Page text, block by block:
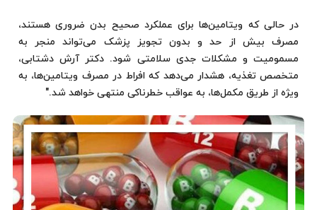
در حالی که ویتامین‌ها برای عملکرد صحیح بدن ضروری هستند،
مصرف بیش از حد و بدون تجویز پزشک می‌تواند منجر به
مسمومیت و مشکلات جدی سلامتی شود. دکتر آرش دشتابی،
متخصص تغذیه، هشدار می‌دهد که افراط در مصرف ویتامین‌ها، به
ویژه از طریق مکمل‌ها، به عواقب خطرناکی منتهی خواهد شد."